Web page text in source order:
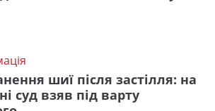
шиї після застілля: на
суд взяв під варту